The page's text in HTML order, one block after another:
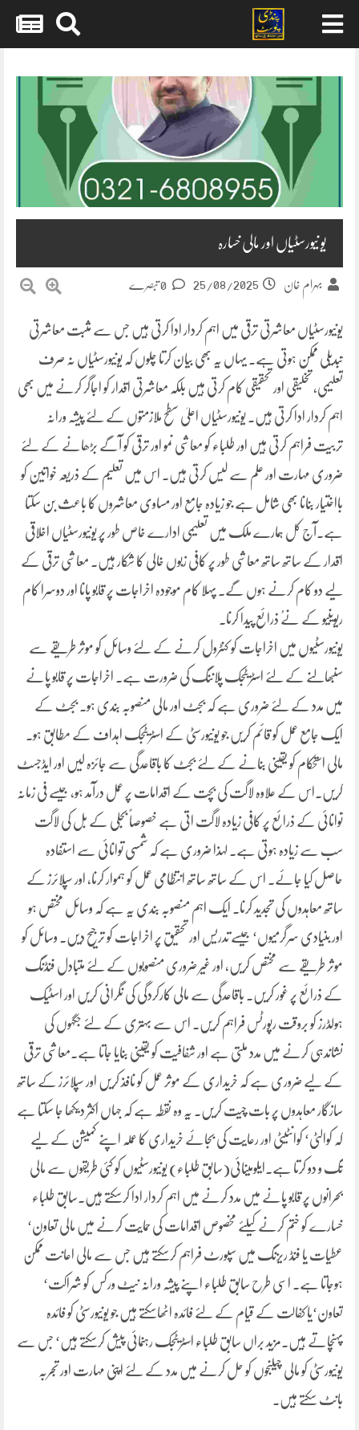
content
یو نیورسٹیاں اور مالی خسارہ
بہرام خان 25/08/2025
یونیورسٹیاں معاشرتی ترقی میں اہم کردار ادا کرتی ہیں جس سے مثبت معاشرتی
تبدیلی ممکن ہوتی ہے۔ یہاں یہ بھی بیان کرتا چلوں کہ یونیورسٹیاں نہ صرف
تعلیمی، تخلیقی اور تحقیقی کام کرتی ہیں بلکہ معاشرتی اقدار کو اجاگر کرنے میں بھی
اہم کردار ادا کرتی ہیں۔ یونیورسٹیاں اعلیٰ سطح ملازمتوں کے لئے پیشہ ورانہ
تربیت فراہم کرتی ہیں اور طلباء کو معاشی نمو اور ترقی کو آگے بڑھانے کے لئے
ضروری مہارت اور علم سے لیس کرتی ہیں۔ اس میں تعلیم کے ذریعہ خواتین کو
بااختیار بنانا بھی شامل ہے جو زیادہ جامع اور مساوی معاشروں کا باعث بن سکتا
ہے۔آج کل ہمارے ملک میں تعلیمی ادارے خاص طور پر یونیورسٹیاں اخلاقی
اقدار کے ساتھ ساتھ معاشی طور پر کافی زبوں خالی کا شکار ہیں۔ معاشی ترقی کے
لیے دو کام کرنے ہوں گے۔ پہلا کام موجودہ اخراجات پر قابو پانا اور دوسرا کام
ریوینیو کے نےُ ذرائع پیدا کرنا۔
یونیورسٹیوں میں اخراجات کو کنٹرول کرنے کے لئے وسائل کو موثر طریقے سے
سنبھالنے کے لئے اسٹریٹجک پلاننگ کی ضرورت ہے۔ اخراجات پر قابو پانے
میں مدد کے لئے ضروری ہے کہ بجٹ اور مالی منصوبہ بندی ہو۔ بجٹ کے
ایک جامع عمل کو قائم کریں جو یونیورسٹی کے اسٹریٹجک اہداف کے مطابق ہو۔
مالی استحکام کو یقینی بنانے کے لئے بجٹ کا باقاعدگی سے جائزہ لیں اور ایڈجسٹ
کریں۔اس کے علاوہ لاگت کی بچت کے اقدامات پر عمل درآمد ہو، جیسے فی زمانہ
توانائی کے ذرائع پر کافی زیادہ لاگت اتی ہے خصوصاً بجلی کے بل کی لاگت
سب سے زیادہ ہوتی ہے۔ لہذا ضروری ہے کہ شمسی توانائی سے استفادہ
حاصل کیا جائے۔ اس کے ساتھ ساتھ انتظامی عمل کو ہموار کرنا، اور سپلائرز کے
ساتھ معاہدوں کی تجدید کرنا۔ ایک اہم منصوبہ بندی یہ ہے کہ وسائل مختص ہو
اور بنیادی سرگرمیوں‘ جیسے تدریس اور تحقیق پر اخراجات کو ترجیح دیں۔ وسائل کو
موثر طریقے سے مختص کریں، اور غیر ضروری منصوبوں کے لئے متبادل فنڈنگ
کے ذرائع پر غور کریں۔ باقاعدگی سے مالی کارکردگی کی نگرانی کریں اور اسٹیک
ہولڈرز کو بروقت رپورٹس فراہم کریں۔ اس سے بہتری کے لئے جگہوں کی
نشاندہی کرنے میں مدد ملتی ہے اور شفافیت کو یقینی بنایا جاتا ہے۔معاشی ترقی
کے لیے ضروری ہے کہ خریداری کے موثر عمل کو نافذ کریں اور سپلائرز کے ساتھ
سازگار معاہدوں پر بات چیت کریں۔ یہ وہ نقطہ ہے کہ جہاں اکثر دیکھا جا سکتا ہے
کہ کوالٹی‘ کوانٹیٹی اور رعایت کی بجائے خریداری کا عملہ اپنے کمیشن کے لیے
تگ و دو کرتا ہے۔ایلومینائی(سابق طلباء) یونیورسٹیوں کو کئی طریقوں سے مالی
بحرانوں پر قابو پانے میں مدد کرنے میں اہم کردار ادا کرسکتے ہیں۔سابق طلباء
خسارے کو ختم کرنے کیلئے مخصوص اقدامات کی حمایت کرنے میں مالی تعاون‘
عطیات یا فنڈ ریزنگ میں سپورٹ فراہم کرسکتے ہیں جس سے مالی اعانت ممکن
ہوجاتا ہے۔ اسی طرح سابق طلباء اپنے پیشہ ورانہ نیٹ ورکس کو شراکت‘
تعاون‘یا کفالت کے قیام کے لئے فائدہ اٹھاسکتے ہیں جو یونیورسٹی کو فائدہ
پہنچاتے ہیں۔مزید براں سابق طلباء اسٹریٹجک رہنمائی پیش کرسکتے ہیں‘ جس سے
یونیورسٹی کو مالی چیلنجوں کو حل کرنے میں مدد کے لئے اپنی مہارت اور تجربہ
بانٹ سکتے ہیں۔